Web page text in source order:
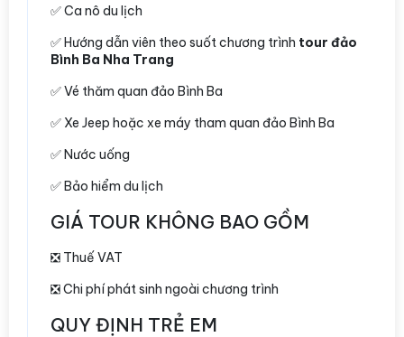
✅ Ca nô du lịch
✅ Hướng dẫn viên theo suốt chương trình tour đảo
Bình Ba Nha Trang
✅ Vé thăm quan đảo Bình Ba
✅ Xe Jeep hoặc xe máy tham quan đảo Bình Ba
✅ Nước uống
✅ Bảo hiểm du lịch
GIÁ TOUR KHÔNG BAO GỒM
❎ Thuế VAT
❎ Chi phí phát sinh ngoài chương trình
QUY ĐỊNH TRẺ EM